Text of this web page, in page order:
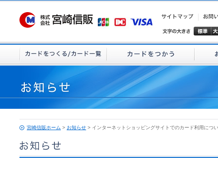
宮崎信販ホーム > お知らせ > インターネットショッピングサイトでのカード利用につ